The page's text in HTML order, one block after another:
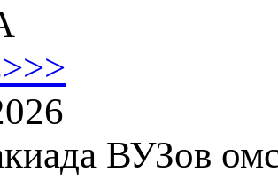
ВУЗов